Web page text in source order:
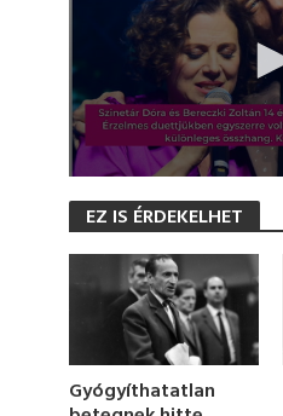
s
6
EZ IS ÉRDEKELHET
Gyógyíthatatlan